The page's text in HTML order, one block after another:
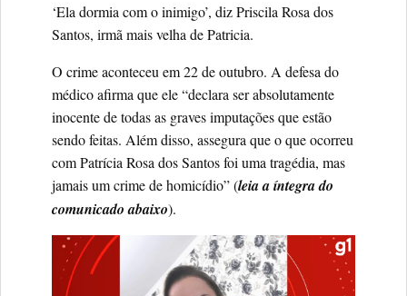
‘Ela dormia com o inimigo’, diz Priscila Rosa dos
Santos, irmã mais velha de Patricia.
O crime aconteceu em 22 de outubro. A defesa do
médico afirma que ele “declara ser absolutamente
inocente de todas as graves imputações que estão
sendo feitas. Além disso, assegura que o que ocorreu
com Patrícia Rosa dos Santos foi uma tragédia, mas
jamais um crime de homicídio” (leia a íntegra do
comunicado abaixo).